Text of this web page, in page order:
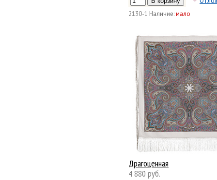
2130-1 Наличие:мало
Драгоценная
4 880 руб.